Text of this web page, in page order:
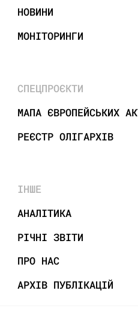
НОВИНИ
МОНІТОРИНГИ
СПЕЦПРОЄКТИ
МАПА ЄВРОПЕЙСЬКИХ
РЕЄСТР ОЛІГАРХІВ
ІНШЕ
АНАЛІТИКА
РІЧНІ ЗВІТИ
ПРО НАС
АРХІВ ПУБЛІКАЦІЙ